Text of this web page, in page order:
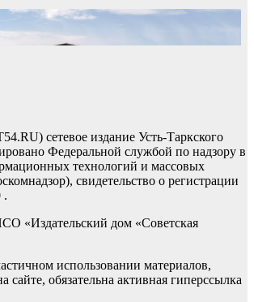
сетевое издание Усть-Таркского
Федеральной службой по надзору в
технологий и массовых
свидетельство о регистрации
.
«Издательский дом «Советская
использовании материалов,
сайте, обязательна активная гиперссылка